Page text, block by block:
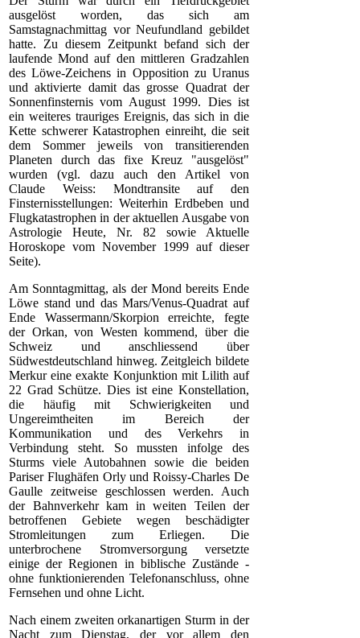
ausgelöst worden, das sich am
Samstagnachmittag vor Neufundland gebildet
hatte. Zu diesem Zeitpunkt befand sich der
laufende Mond auf den mittleren Gradzahlen
des Löwe-Zeichens in Opposition zu Uranus
und aktivierte damit das grosse Quadrat der
Sonnenfinsternis vom August 1999. Dies ist
ein weiteres trauriges Ereignis, das sich in die
Kette schwerer Katastrophen einreiht, die seit
dem Sommer jeweils von transitierenden
Planeten durch das fixe Kreuz "ausgelöst"
wurden (vgl. dazu auch den Artikel von
Claude Weiss: Mondtransite auf den
Finsternisstellungen: Weiterhin Erdbeben und
Flugkatastrophen in der aktuellen Ausgabe von
Astrologie Heute, Nr. 82 sowie Aktuelle
Horoskope vom November 1999 auf dieser
Seite).
Am Sonntagmittag, als der Mond bereits Ende
Löwe stand und das Mars/Venus-Quadrat auf
Ende Wassermann/Skorpion erreichte, fegte
der Orkan, von Westen kommend, über die
Schweiz und anschliessend über
Südwestdeutschland hinweg. Zeitgleich bildete
Merkur eine exakte Konjunktion mit Lilith auf
22 Grad Schütze. Dies ist eine Konstellation,
die häufig mit Schwierigkeiten und
Ungereimtheiten im Bereich der
Kommunikation und des Verkehrs in
Verbindung steht. So mussten infolge des
Sturms viele Autobahnen sowie die beiden
Pariser Flughäfen Orly und Roissy-Charles De
Gaulle zeitweise geschlossen werden. Auch
der Bahnverkehr kam in weiten Teilen der
betroffenen Gebiete wegen beschädigter
Stromleitungen zum Erliegen. Die
unterbrochene Stromversorgung versetzte
einige der Regionen in biblische Zustände -
ohne funktionierenden Telefonanschluss, ohne
Fernsehen und ohne Licht.
Nach einem zweiten orkanartigen Sturm in der
Nacht zum Dienstag, der vor allem den